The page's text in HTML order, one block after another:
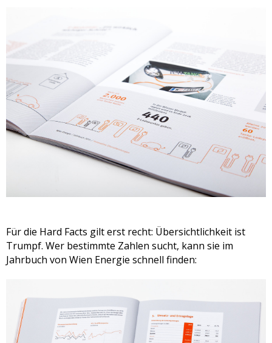
Für die Hard Facts gilt erst recht: Übersichtlichkeit ist
Trumpf. Wer bestimmte Zahlen sucht, kann sie im
Jahrbuch von Wien Energie schnell finden: